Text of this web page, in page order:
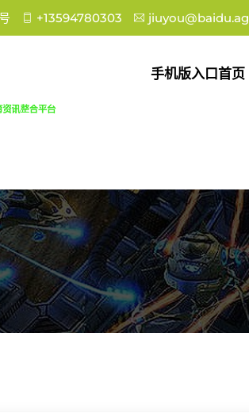
+13594780303 jiuyou@baidu.ag
手机版入口首页